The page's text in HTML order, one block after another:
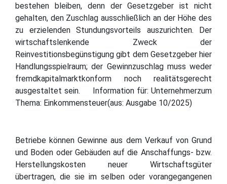
bestehen bleiben, denn der Gesetzgeber ist nicht
gehalten, den Zuschlag ausschließlich an der Höhe des
zu erzielenden Stundungsvorteils auszurichten. Der
wirtschaftslenkende Zweck der
Reinvestitionsbegünstigung gibt dem Gesetzgeber hier
Handlungsspielraum; der Gewinnzuschlag muss weder
fremdkapitalmarktkonform noch realitätsgerecht
ausgestaltet sein. Information für: Unternehmerzum
Thema: Einkommensteuer(aus: Ausgabe 10/2025)
Betriebe können Gewinne aus dem Verkauf von Grund
und Boden oder Gebäuden auf die Anschaffungs- bzw.
Herstellungskosten neuer Wirtschaftsgüter
übertragen, die sie im selben oder vorangegangenen